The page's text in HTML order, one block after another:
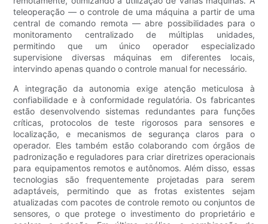
teleoperação — o controle de uma máquina a partir de uma
central de comando remota — abre possibilidades para o
monitoramento centralizado de múltiplas unidades,
permitindo que um único operador especializado
supervisione diversas máquinas em diferentes locais,
intervindo apenas quando o controle manual for necessário.
A integração da autonomia exige atenção meticulosa à
confiabilidade e à conformidade regulatória. Os fabricantes
estão desenvolvendo sistemas redundantes para funções
críticas, protocolos de teste rigorosos para sensores e
localização, e mecanismos de segurança claros para o
operador. Eles também estão colaborando com órgãos de
padronização e reguladores para criar diretrizes operacionais
para equipamentos remotos e autônomos. Além disso, essas
tecnologias são frequentemente projetadas para serem
adaptáveis, permitindo que as frotas existentes sejam
atualizadas com pacotes de controle remoto ou conjuntos de
sensores, o que protege o investimento do proprietário e